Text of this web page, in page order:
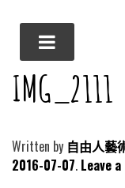
IMG_2111
Written by 自由人藝
2016-07-07 Leave